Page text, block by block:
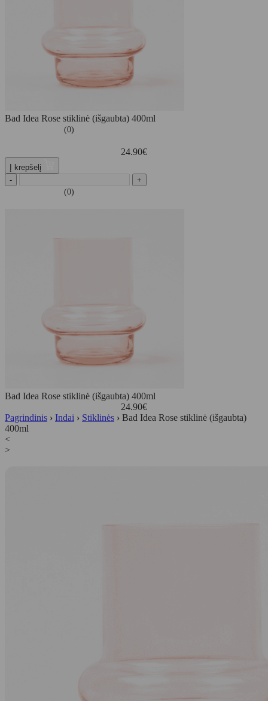
Bad Idea Rose stiklinė (išgaubta) 400ml
(0)
24.90€
Į krepšelį
-
+
(0)
Bad Idea Rose stiklinė (išgaubta) 400ml
24.90€
Pagrindinis › Indai › Stiklinės › Bad Idea Rose stiklinė (išgaubta)
400ml
<
>